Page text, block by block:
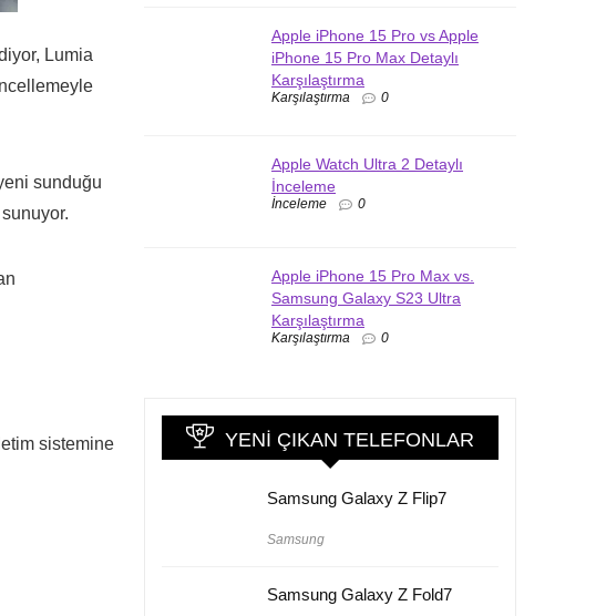
Lumia
sunduğu
sistemine
Apple iPhone 15 Pro vs Apple
iPhone 15 Pro Max Detaylı
Karşılaştırma
Karşılaştırma 0
Apple Watch Ultra 2 Detaylı
İnceleme
İnceleme 0
Apple iPhone 15 Pro Max vs.
Samsung Galaxy S23 Ultra
Karşılaştırma
Karşılaştırma 0
YENI ÇIKAN TELEFONLAR
Samsung Galaxy Z Flip7
Samsung
Samsung Galaxy Z Fold7